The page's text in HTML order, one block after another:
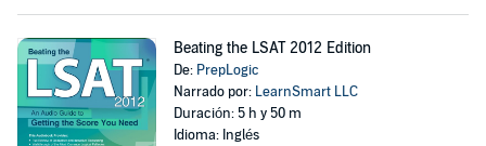
Beating the LSAT 2012 Edition
De: PrepLogic
Narrado por: LearnSmart LLC
Duración: 5 h y 50 m
Idioma: Inglés